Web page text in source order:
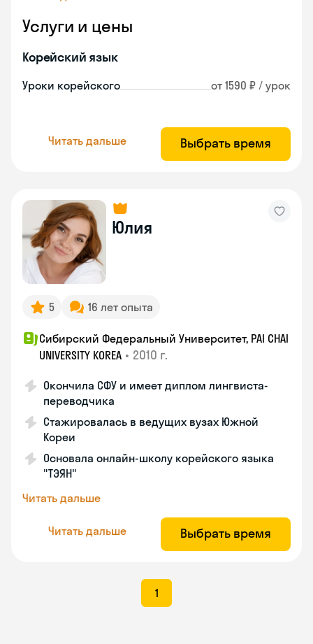
Услуги и цены
Корейский язык
Уроки корейского от 1590 ₽ / урок
Читать дальше Выбрать время
Юлия
5 16 лет опыта
Сибирский Федеральный Университет, PAI CHAI
UNIVERSITY KOREA • 2010 г.
Окончила СФУ и имеет диплом лингвиста-
переводчика
Стажировалась в ведущих вузах Южной
Кореи
Основала онлайн-школу корейского языка
"ТЭЯН"
Читать дальше
Читать дальше Выбрать время
1